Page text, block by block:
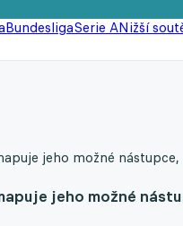
BundesligaSerie ANižší
jeho možné
jeho možné